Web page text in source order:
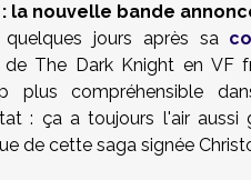
: la nouvelle bande
jours après sa
de The Dark Knight en VF
plus compréhensible
: ça a toujours l'air
de cette saga signée